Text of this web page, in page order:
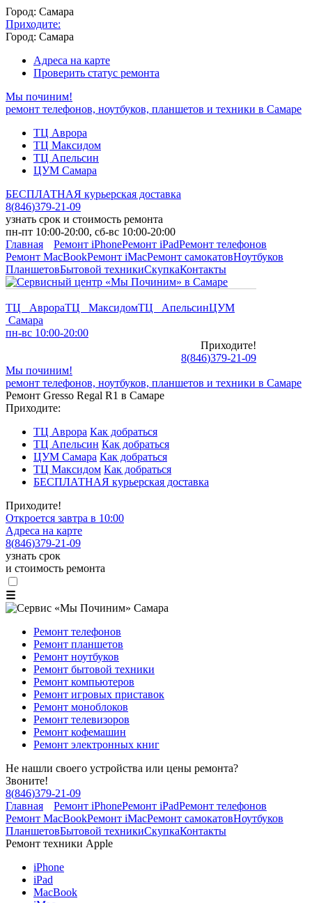
Город: Самара
Приходите:
Город: Самара
Адреса на карте
Проверить статус ремонта
Мы починим!
ремонт телефонов, ноутбуков, планшетов и техники в Самаре
ТЦ Аврора
ТЦ Максидом
ТЦ Апельсин
ЦУМ Самара
БЕСПЛАТНАЯ курьерская доставка
8(846)379-21-09
узнать срок и стоимость ремонта
пн-пт 10:00-20:00, сб-вс 10:00-20:00
Главная
Ремонт iPhoneРемонт iPadРемонт телефонов
Ремонт MacBookРемонт iMacРемонт самокатовНоутбуков
ПланшетовБытовой техникиСкупкаКонтакты
ТЦ АврораТЦ МаксидомТЦ АпельсинЦУМ
Самара
пн-вс 10:00-20:00
Приходите!
8(846)379-21-09
Мы починим!
ремонт телефонов, ноутбуков, планшетов и техники в Самаре
Ремонт Gresso Regal R1 в Самаре
Приходите:
ТЦ Аврора Как добраться
ТЦ Апельсин Как добраться
ЦУМ Самара Как добраться
ТЦ Максидом Как добраться
БЕСПЛАТНАЯ курьерская доставка
Приходите!
Откроется завтра в 10:00
Адреса на карте
8(846)379-21-09
узнать срок
и стоимость ремонта
☰
Ремонт телефонов
Ремонт планшетов
Ремонт ноутбуков
Ремонт бытовой техники
Ремонт компьютеров
Ремонт игровых приставок
Ремонт моноблоков
Ремонт телевизоров
Ремонт кофемашин
Ремонт электронных книг
Не нашли своего устройства или цены ремонта?
Звоните!
8(846)379-21-09
Главная
Ремонт iPhoneРемонт iPadРемонт телефонов
Ремонт MacBookРемонт iMacРемонт самокатовНоутбуков
ПланшетовБытовой техникиСкупкаКонтакты
Ремонт техники Apple
iPhone
iPad
MacBook